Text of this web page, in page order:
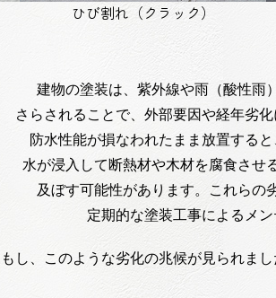
ひび割れ（クラック）
建物の塗装は、紫外線や雨（酸性雨
さらされることで、外部要因や経年劣
防水性能が損なわれたまま放置する
水が浸入して断熱材や木材を腐食させ
及ぼす可能性があります。これらの
定期的な塗装工事によるメ
もし、このような劣化の兆候が見られま